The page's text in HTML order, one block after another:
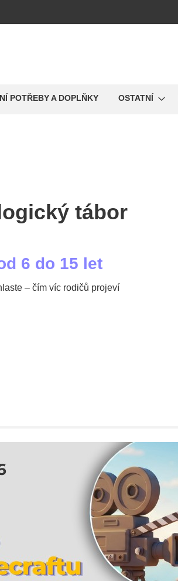
POTŘEBY A DOPLŇKY OSTATNÍ
tábor
6 do 15 let
– čím víc rodičů projeví